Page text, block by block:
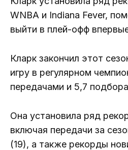
WNBA и Indiana Fever,
выйти в плей-офф
Кларк закончил этот
игру в регулярном
передачами и 5,7
Она установила ряд
включая передачи за
(19), а также рекорды